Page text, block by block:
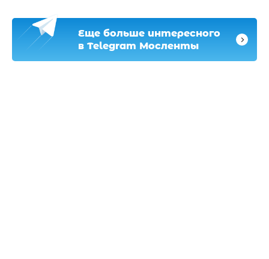
Еще больше интересного
в Telegram Мосленты